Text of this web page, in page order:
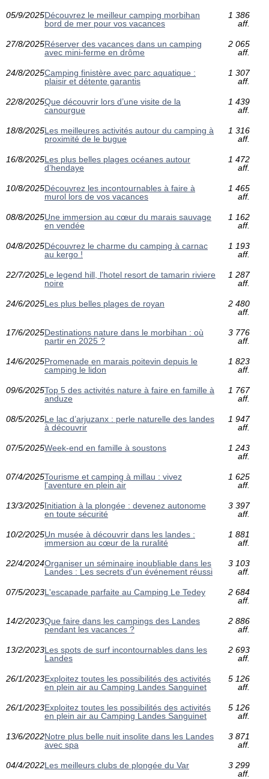
05/9/2025Découvrez le meilleur camping morbihan
bord de mer pour vos vacances
1 386
aff.
27/8/2025Réserver des vacances dans un camping
avec mini-ferme en drôme
2 065
aff.
24/8/2025Camping finistère avec parc aquatique :
plaisir et détente garantis
1 307
aff.
22/8/2025Que découvrir lors d’une visite de la
canourgue
1 439
aff.
18/8/2025Les meilleures activités autour du camping à
proximité de le bugue
1 316
aff.
16/8/2025Les plus belles plages océanes autour
d’hendaye
1 472
aff.
10/8/2025Découvrez les incontournables à faire à
murol lors de vos vacances
1 465
aff.
08/8/2025Une immersion au cœur du marais sauvage
en vendée
1 162
aff.
04/8/2025Découvrez le charme du camping à carnac
au kergo !
1 193
aff.
22/7/2025Le legend hill, l'hotel resort de tamarin riviere
noire
1 287
aff.
24/6/2025Les plus belles plages de royan
2 480
aff.
17/6/2025Destinations nature dans le morbihan : où
partir en 2025 ?
3 776
aff.
14/6/2025Promenade en marais poitevin depuis le
camping le lidon
1 823
aff.
09/6/2025Top 5 des activités nature à faire en famille à
anduze
1 767
aff.
08/5/2025Le lac d’arjuzanx : perle naturelle des landes
à découvrir
1 947
aff.
07/5/2025Week-end en famille à soustons
1 243
aff.
07/4/2025Tourisme et camping à millau : vivez
l'aventure en plein air
1 625
aff.
13/3/2025Initiation à la plongée : devenez autonome
en toute sécurité
3 397
aff.
10/2/2025Un musée à découvrir dans les landes :
immersion au cœur de la ruralité
1 881
aff.
22/4/2024Organiser un séminaire inoubliable dans les
Landes : Les secrets d'un événement réussi
3 103
aff.
07/5/2023L'escapade parfaite au Camping Le Tedey
2 684
aff.
14/2/2023Que faire dans les campings des Landes
pendant les vacances ?
2 886
aff.
13/2/2023Les spots de surf incontournables dans les
Landes
2 693
aff.
26/1/2023Exploitez toutes les possibilités des activités
en plein air au Camping Landes Sanguinet
5 126
aff.
26/1/2023Exploitez toutes les possibilités des activités
en plein air au Camping Landes Sanguinet
5 126
aff.
13/6/2022Notre plus belle nuit insolite dans les Landes
avec spa
3 871
aff.
04/4/2022Les meilleurs clubs de plongée du Var
3 299
aff.